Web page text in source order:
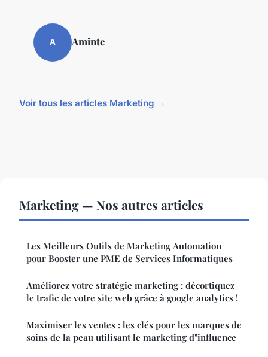
A Aminte
Voir tous les articles Marketing →
Marketing — Nos autres articles
Les Meilleurs Outils de Marketing Automation
pour Booster une PME de Services Informatiques
Améliorez votre stratégie marketing : décortiquez
le trafic de votre site web grâce à google analytics !
Maximiser les ventes : les clés pour les marques de
soins de la peau utilisant le marketing d"influence